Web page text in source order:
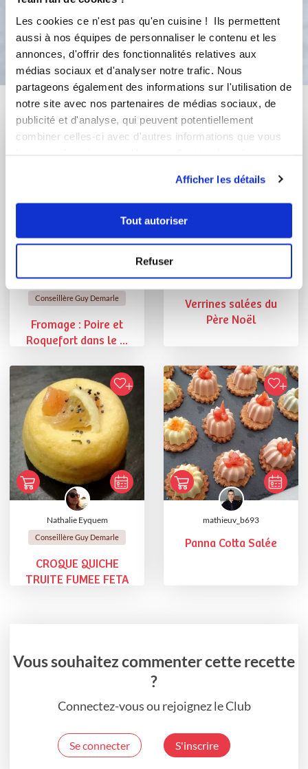
Les cookies ce n'est pas qu'en cuisine ! Ils permettent
aussi à nos équipes de personnaliser le contenu et les
annonces, d'offrir des fonctionnalités relatives aux
médias sociaux et d'analyser notre trafic. Nous
partageons également des informations sur l'utilisation de
notre site avec nos partenaires de médias sociaux, de
publicité et d'analyse, qui peuvent potentiellement
combiner celles-ci avec d'autres informations que vous
Afficher les détails
Tout autoriser
Refuser
Bon appétit !
Vous aimerez aussi ...
Emmanuelle Barrois
Conseillère Guy Demarle
Fromage : Poire et
Roquefort dans le ...
danyd_6def
Verrines salées du
Père Noël
Nathalie Eyquem
Conseillère Guy Demarle
CROQUE QUICHE
TRUITE FUMEE FETA
mathieuv_b693
Panna Cotta Salée
Vous souhaitez commenter cette recette
?
Connectez-vous ou rejoignez le Club
Se connecter S'inscrire